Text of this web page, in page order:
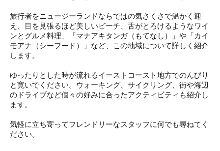
旅行者をニュージーランドならではの気さくさで温かく迎
え、目を見張るほど美しいビーチ、舌がとろけるようなワイ
ンとグルメ料理、「マナアキタンガ（もてなし）」や「カイ
モアナ（シーフード）」など、この地域について詳しく紹介
します。
ゆったりとした時が流れるイーストコースト地方でのんびり
と寛いでください。ウォーキング、サイクリング、街や海辺
のドライブなど個々の好みに合ったアクティビティも紹介し
ます。
気軽に立ち寄ってフレンドリーなスタッフに何でも尋ねてく
ださい。